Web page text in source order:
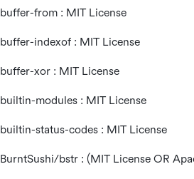
buffer-from : MIT License
buffer-indexof : MIT License
buffer-xor : MIT License
builtin-modules : MIT License
builtin-status-codes : MIT License
BurntSushi/bstr : (MIT License OR